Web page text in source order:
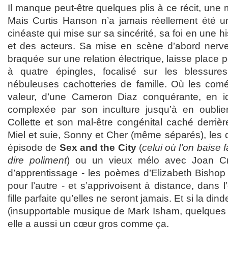
Il manque peut-être quelques plis à ce récit, une
Mais Curtis Hanson n’a jamais réellement été
cinéaste qui mise sur sa sincérité, sa foi en une
et des acteurs. Sa mise en scène d’abord
braquée sur une relation électrique, laisse place
à quatre épingles, focalisé sur les
nébuleuses cachotteries de famille. Où les
valeur, d’une Cameron Diaz conquérante, en
complexée par son inculture jusqu’à en
Collette et son mal-être congénital caché
Miel et suie, Sonny et Cher (même séparés), les
épisode de Sex and the City(celui où l’on baise
dire poliment) ou un vieux mélo avec Joan
d’apprentissage - les poèmes d’Elizabeth
pour l’autre - et s’apprivoisent à distance, dans
fille parfaite qu’elles ne seront jamais. Et si la
(insupportable musique de Mark Isham,
elle a aussi un cœur gros comme ça.